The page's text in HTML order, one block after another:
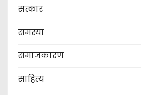
सत्कार
समस्या
समाजकारण
साहित्य